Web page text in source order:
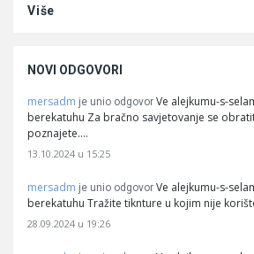
Više
NOVI ODGOVORI
mersadm je unio odgovor Ve alejkumu-s-
berekatuhu Za bračno savjetovanje se
poznajete.…
13.10.2024 u 15:25
mersadm je unio odgovor Ve alejkumu-s-
berekatuhu Tražite tiknture u kojim nije
28.09.2024 u 19:26